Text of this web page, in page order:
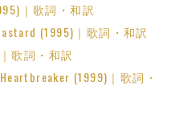
｜歌詞・和訳
(1995)｜歌詞・和訳
歌詞・和訳
(1999)｜歌詞・